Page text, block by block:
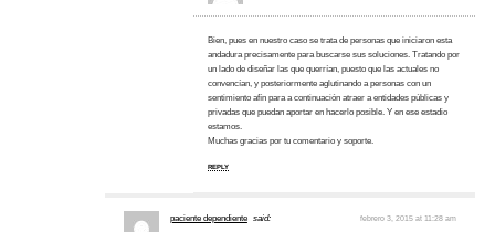
Bien, pues en nuestro caso se trata de personas que iniciaron esta
andadura precisamente para buscarse sus soluciones. Tratando por
un lado de diseñar las que querrían, puesto que las actuales no
convencían, y posteriormente aglutinando a personas con un
sentimiento afín para a continuación atraer a entidades públicas y
privadas que puedan aportar en hacerlo posible. Y en ese estadio
estamos.
Muchas gracias por tu comentario y soporte.
REPLY
paciente dependiente said: febrero 3, 2015 at 11:28 am